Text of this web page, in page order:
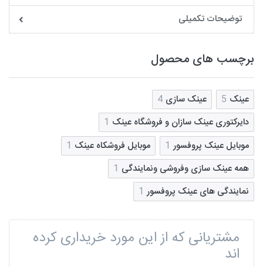
توضیحات تکمیلی
برچسب های محصول
عینک 5 عینک سازی 4
دایرکتوری عینک سازان و فروشگاه عینک 1
موبایل عینک پروفسور 1 موبایل فروشکاه عینک 1
همه عینک سازی وفروشی ونمایندگی 1
نمایندگی های عینک پروفسور 1
مشتریانی که از این مورد خریداری کرده
اند